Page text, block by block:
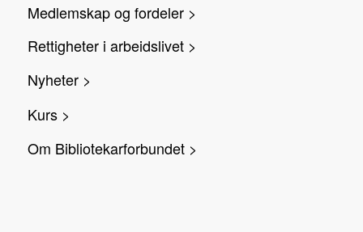
Medlemskap og fordeler >
Rettigheter i arbeidslivet >
Nyheter >
Kurs >
Om Bibliotekarforbundet >